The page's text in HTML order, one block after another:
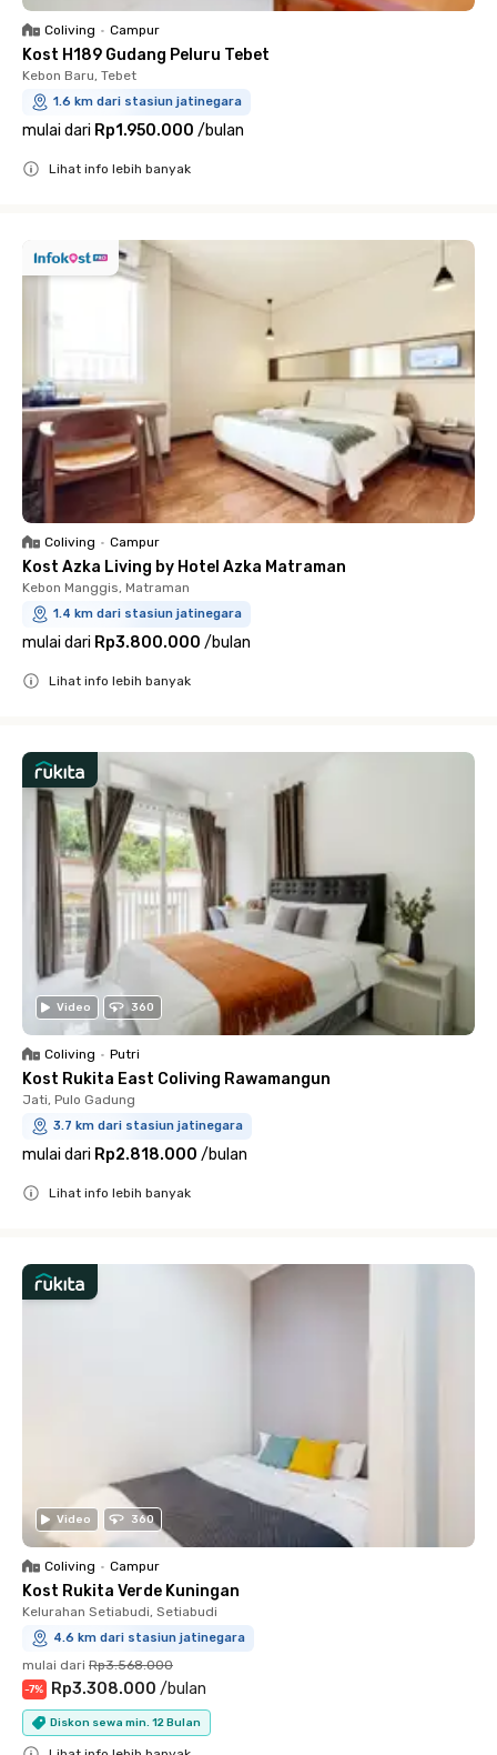
Coliving • Campur
Kost H189 Gudang Peluru Tebet
Kebon Baru, Tebet
1.6 km dari stasiun jatinegara
mulai dari Rp1.950.000 /bulan
Lihat info lebih banyak
Coliving • Campur
Kost Azka Living by Hotel Azka Matraman
Kebon Manggis, Matraman
1.4 km dari stasiun jatinegara
mulai dari Rp3.800.000 /bulan
Lihat info lebih banyak
Video 360
Coliving • Putri
Kost Rukita East Coliving Rawamangun
Jati, Pulo Gadung
3.7 km dari stasiun jatinegara
mulai dari Rp2.818.000 /bulan
Lihat info lebih banyak
Video 360
Coliving • Campur
Kost Rukita Verde Kuningan
Kelurahan Setiabudi, Setiabudi
4.6 km dari stasiun jatinegara
mulai dari Rp3.568.000
-7% Rp3.308.000 /bulan
Diskon sewa min. 12 Bulan